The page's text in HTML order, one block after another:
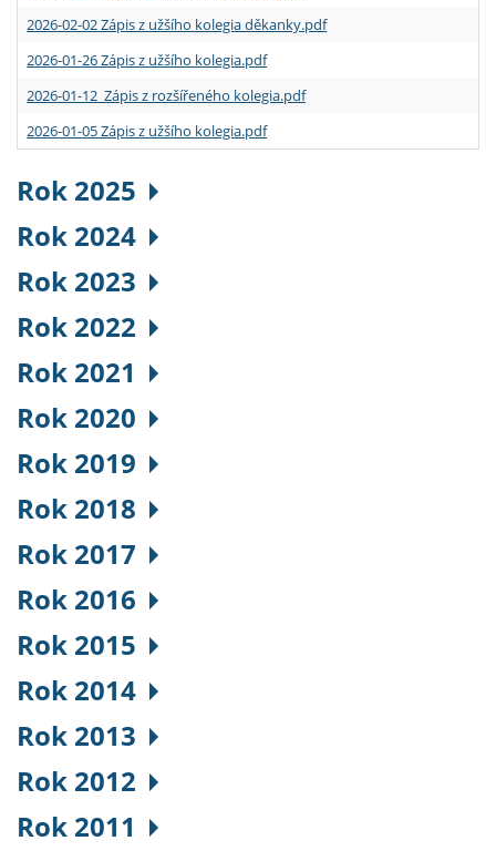
2026-02-02 Zápis z užšího kolegia děkanky.pdf
2026-01-26 Zápis z užšího kolegia.pdf
2026-01-12 Zápis z rozšířeného kolegia.pdf
2026-01-05 Zápis z užšího kolegia.pdf
Rok 2025
Rok 2024
Rok 2023
Rok 2022
Rok 2021
Rok 2020
Rok 2019
Rok 2018
Rok 2017
Rok 2016
Rok 2015
Rok 2014
Rok 2013
Rok 2012
Rok 2011